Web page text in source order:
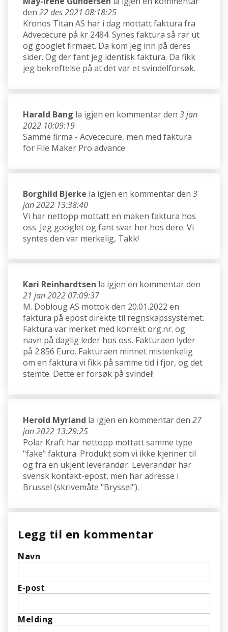
den 22 des 2021 08:18:25
Kronos Titan AS har i dag mottatt faktura fra
Advececure på kr 2484. Synes faktura så rar ut
og googlet firmaet. Da kom jeg inn på deres
sider. Og der fant jeg identisk faktura. Da fikk
jeg bekreftelse på at det var et svindelforsøk.
Harald Bang la igjen en kommentar den 3 jan
2022 10:09:19
Samme firma - Acvececure, men med faktura
for File Maker Pro advance
Borghild Bjerke la igjen en kommentar den 3
jan 2022 13:38:40
Vi har nettopp mottatt en maken faktura hos
oss. Jeg googlet og fant svar her hos dere. Vi
syntes den var merkelig, Takk!
Kari Reinhardtsen la igjen en kommentar den
21 jan 2022 07:09:37
M. Dobloug AS mottok den 20.01.2022 en
faktura på epost direkte til regnskapssystemet.
Faktura var merket med korrekt org.nr. og
navn på daglig leder hos oss. Fakturaen lyder
på 2.856 Euro. Fakturaen minnet mistenkelig
om en faktura vi fikk på samme tid i fjor, og det
stemte. Dette er forsøk på svindel!
Herold Myrland la igjen en kommentar den 27
jan 2022 13:29:25
Polar Kraft har nettopp mottatt samme type
"fake" faktura. Produkt som vi ikke kjenner til
og fra en ukjent leverandør. Leverandør har
svensk kontakt-epost, men har adresse i
Brussel (skrivemåte "Bryssel").
Legg til en kommentar
Navn
E-post
Melding